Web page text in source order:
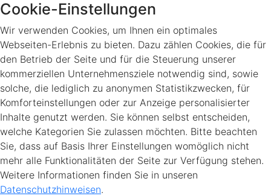
Cookie-Einstellungen
Wir verwenden Cookies, um Ihnen ein optimales
Webseiten-Erlebnis zu bieten. Dazu zählen Cookies, die für
den Betrieb der Seite und für die Steuerung unserer
kommerziellen Unternehmensziele notwendig sind, sowie
solche, die lediglich zu anonymen Statistikzwecken, für
Komforteinstellungen oder zur Anzeige personalisierter
Inhalte genutzt werden. Sie können selbst entscheiden,
welche Kategorien Sie zulassen möchten. Bitte beachten
Sie, dass auf Basis Ihrer Einstellungen womöglich nicht
mehr alle Funktionalitäten der Seite zur Verfügung stehen.
Weitere Informationen finden Sie in unseren
Datenschutzhinweisen.